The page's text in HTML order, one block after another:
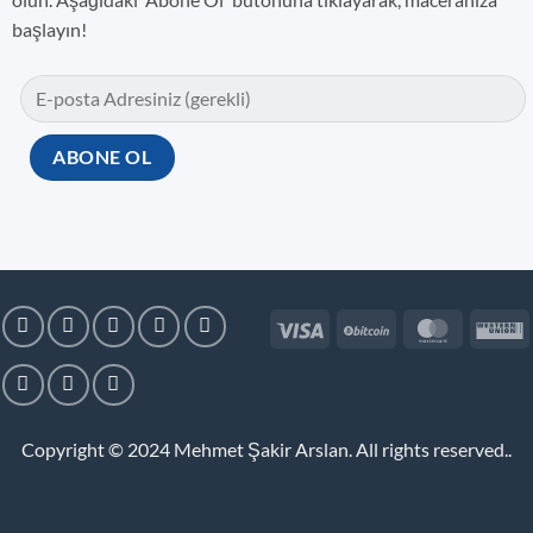
başlayın!
Copyright © 2024 Mehmet Şakir Arslan. All rights reserved..
Visa BitCoin